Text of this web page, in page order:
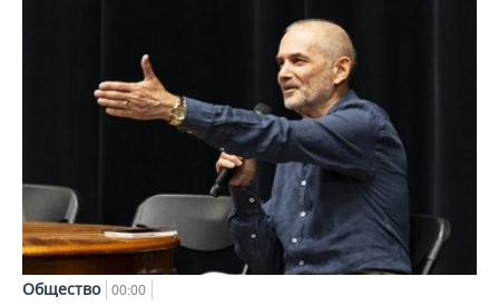
Общество 00:00